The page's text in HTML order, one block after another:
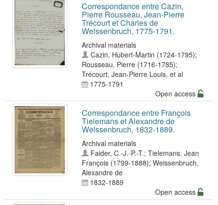
Correspondance entre Cazin,
Pierre Rousseau, Jean-Pierre
Trécourt et Charles de
Weissenbruch, 1775-1791.
Archival materials
Cazin, Hubert-Martin (1724-1795);
Rousseau, Pierre (1716-1785);
Trécourt, Jean-Pierre Louis, et al
1775-1791
Open access
Correspondance entre François
Tielemans et Alexandre de
Weissenbruch, 1832-1889.
Archival materials
Faider, C.-J.-P.-T.; Tielemans, Jean
François (1799-1888); Weissenbruch,
Alexandre de
1832-1889
Open access